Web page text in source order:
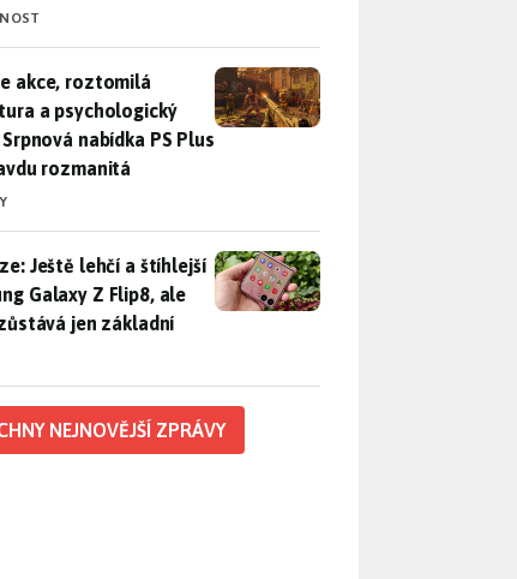
akce, roztomilá adventura a psychologický horor.
akce, roztomilá
a psychologický
nabídka PS Plus
rozmanitá
Ještě lehčí a štíhlejší Samsung Galaxy Z Flip8, ale foťák
Ještě lehčí a štíhlejší
Galaxy Z Flip8, ale
jen základní
NEJNOVĚJŠÍ ZPRÁVY